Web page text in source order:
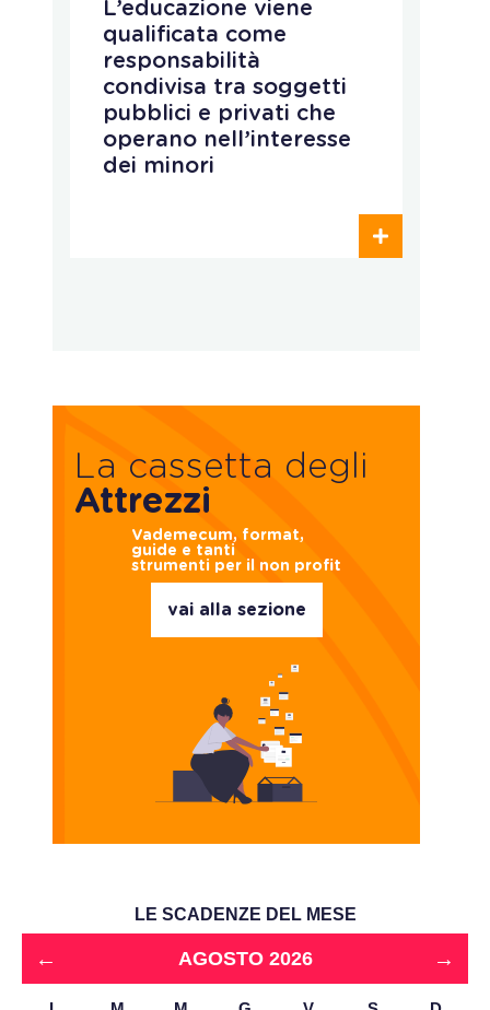
all’ente prima della
cancellazione. Per gli
enti rimane
imprescindibile il
corretto
aggiornamento dei dati
e la consultazione della
La cassetta degli
Attrezzi
Vademecum, format,
guide e tanti
strumenti per il non profit
vai alla sezione
LE SCADENZE DEL MESE
← AGOSTO 2026 →